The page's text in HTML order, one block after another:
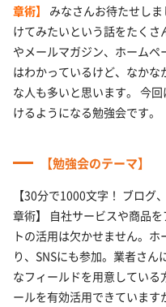
章術】
みなさんお待たせし
けてみたいという話をたく
やメールマガジン、ホーム
はわかっているけど、なか
な人も多いと思います。 今
けるようになる勉強会です。
【勉強会のテーマ】
【30分で1000文字！ ブログ
章術】 自社サービスや商品
トの活用は欠かせません。
り、SNSにも参加。業者さ
なフィールドを用意してい
ールを有効活用できていま